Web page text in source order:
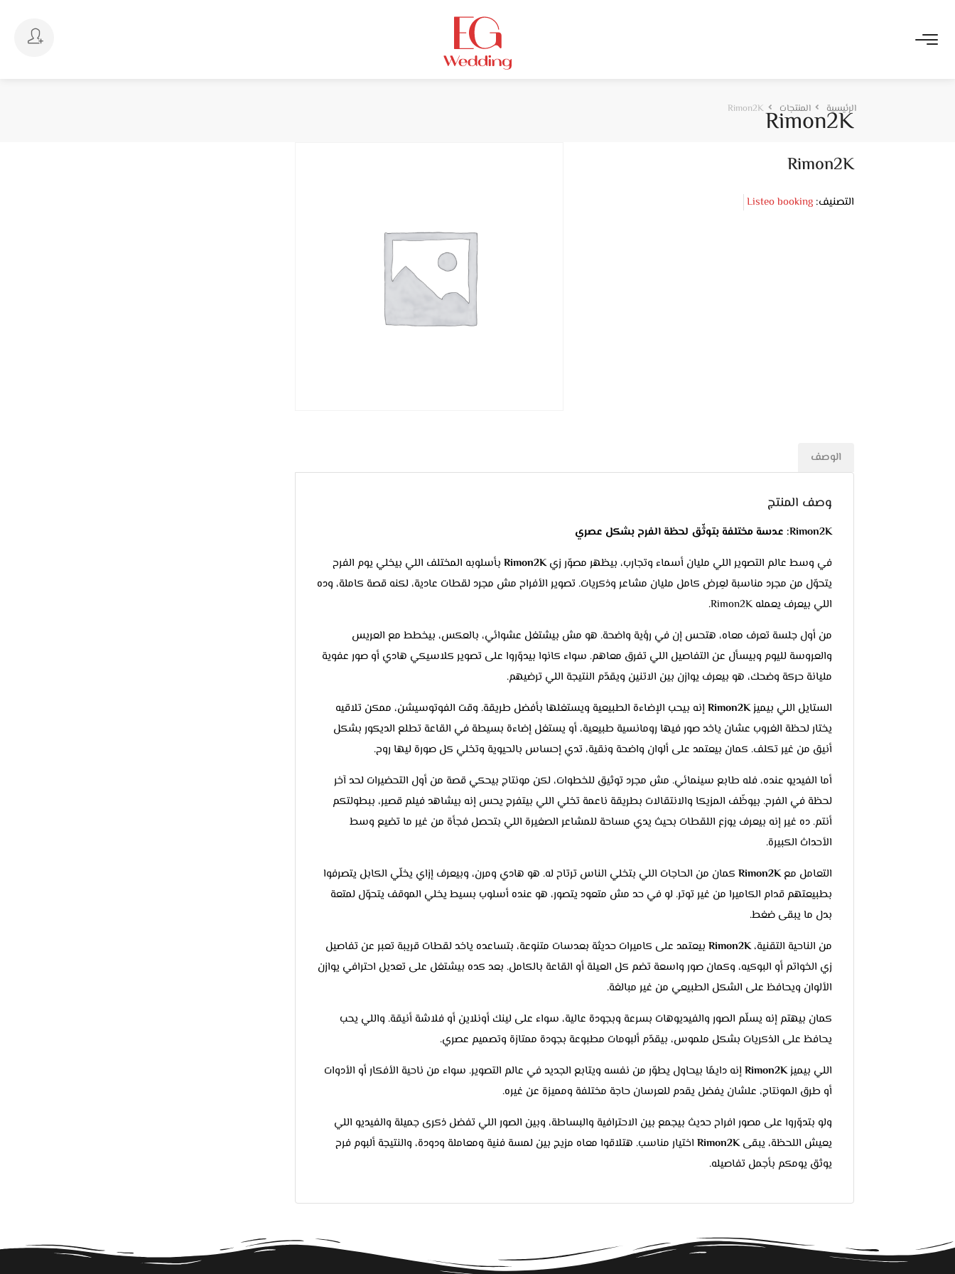
Rimon2K
الرئيسية المنتجات Rimon2K
Rimon2K
التصنيف: Listeo booking
الوصف
وصف المنتج
Rimon2K: عدسة مختلفة بتوثّق لحظة الفرح بشكل عصري
في وسط عالم التصوير اللي مليان أسماء وتجارب، بيظهر مصوّر زيRimon2K بأسلوبه المختلف اللي بيخلي يوم الفرح
يتحوّل من مجرد مناسبة لعِرض كامل مليان مشاعر وذكريات. تصوير الأفراح مش مجرد لقطات عادية، لكنه قصة كاملة، وده
اللي بيعرف يعمله Rimon2K.
من أول جلسة تعرف معاه، هتحس إن في رؤية واضحة. هو مش بيشتغل عشوائي، بالعكس، بيخطط مع العريس
والعروسة لليوم وبيسأل عن التفاصيل اللي تفرق معاهم. سواء كانوا بيدوّروا على تصوير كلاسيكي هادي أو صور عفوية
مليانة حركة وضحك، هو بيعرف يوازن بين الاتنين ويقدّم النتيجة اللي ترضيهم.
الستايل اللي بيميزRimon2Kإنه بيحب الإضاءة الطبيعية ويستغلها بأفضل طريقة. وقت الفوتوسيشن، ممكن تلاقيه
يختار لحظة الغروب عشان ياخد صور فيها رومانسية طبيعية، أو يستغل إضاءة بسيطة في القاعة تطلع الديكور بشكل
أنيق من غير تكلف. كمان بيعتمد على ألوان واضحة ونقية، تدي إحساس بالحيوية وتخلي كل صورة ليها روح.
أما الفيديو عنده، فله طابع سينمائي. مش مجرد توثيق للخطوات، لكن مونتاج بيحكي قصة من أول التحضيرات لحد آخر
لحظة في الفرح. بيوظّف المزيكا والانتقالات بطريقة ناعمة تخلي اللي بيتفرج يحس إنه بيشاهد فيلم قصير، ببطولتكم
أنتم. ده غير إنه بيعرف يوزع اللقطات بحيث يدي مساحة للمشاعر الصغيرة اللي بتحصل فجأة من غير ما تضيع وسط
الأحداث الكبيرة.
التعامل معRimon2K كمان من الحاجات اللي بتخلي الناس ترتاح له. هو هادي ومرن، وبيعرف إزاي يخلّي الكابل يتصرفوا
بطبيعتهم قدام الكاميرا من غير توتر. لو في حد مش متعود يتصور، هو عنده أسلوب بسيط يخلي الموقف يتحوّل لمتعة
بدل ما يبقى ضغط.
من الناحية التقنية،Rimon2K بيعتمد على كاميرات حديثة بعدسات متنوعة، بتساعده ياخد لقطات قريبة تعبر عن تفاصيل
زي الخواتم أو البوكيه، وكمان صور واسعة تضم كل العيلة أو القاعة بالكامل. بعد كده بيشتغل على تعديل احترافي يوازن
الألوان ويحافظ على الشكل الطبيعي من غير مبالغة.
كمان بيهتم إنه يسلّم الصور والفيديوهات بسرعة وبجودة عالية، سواء على لينك أونلاين أو فلاشة أنيقة. واللي يحب
يحافظ على الذكريات بشكل ملموس، بيقدّم ألبومات مطبوعة بجودة ممتازة وتصميم عصري.
اللي بيميزRimon2Kإنه دايمًا بيحاول يطوّر من نفسه ويتابع الجديد في عالم التصوير. سواء من ناحية الأفكار أو الأدوات
أو طرق المونتاج، علشان يفضل يقدم للعرسان حاجة مختلفة ومميزة عن غيره.
ولو بتدوّروا على مصور افراح حديث بيجمع بين الاحترافية والبساطة، وبين الصور اللي تفضل ذكرى جميلة والفيديو اللي
يعيش اللحظة، يبقىRimon2K اختيار مناسب. هتلاقوا معاه مزيج بين لمسة فنية ومعاملة ودودة، والنتيجة ألبوم فرح
يوثق يومكم بأجمل تفاصيله.